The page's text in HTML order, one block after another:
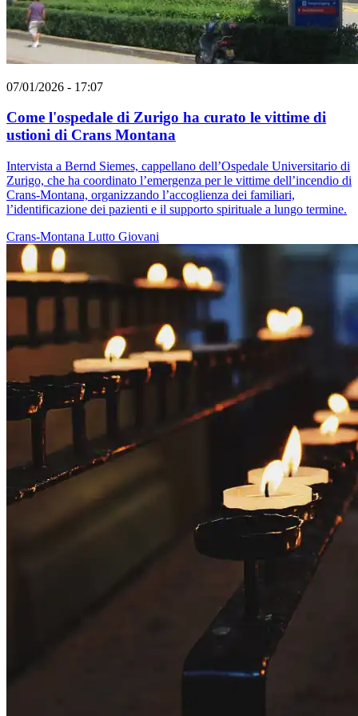
07/01/2026 - 17:07
Come l'ospedale di Zurigo ha curato le vittime di
ustioni di Crans Montana
Intervista a Bernd Siemes, cappellano dell’Ospedale Universitario di
Zurigo, che ha coordinato l’emergenza per le vittime dell’incendio di
Crans-Montana, organizzando l’accoglienza dei familiari,
l’identificazione dei pazienti e il supporto spirituale a lungo termine.
Crans-Montana Lutto Giovani